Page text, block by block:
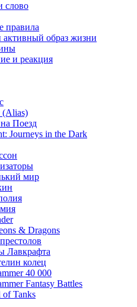
слово
правила
образ жизни
и реакция
(Alias)
Поезд
Journeys in the Dark
мир
& Dragons
Лавкрафта
колец
40 000
Fantasy Battles
Tanks